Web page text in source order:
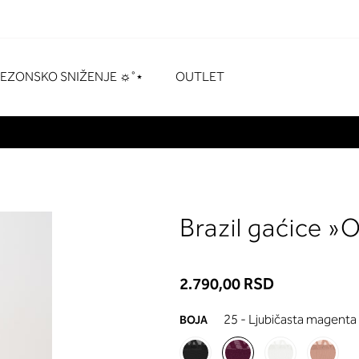
SNIŽENJE ☼˚⋆ OUTLET
Brazil gaćice
2.790,00 RSD
BOJA 25 - Ljubičasta magenta